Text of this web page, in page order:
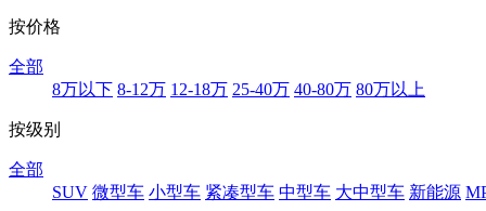
按价格
全部
8万以下 8-12万 12-18万 25-40万 40-80万 80万以上
按级别
全部
SUV 微型车 小型车 紧凑型车 中型车 大中型车 新能源